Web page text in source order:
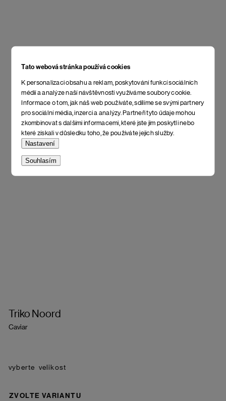
Tato webová stránka používá cookies
K personalizaci obsahu a reklam, poskytování funkcí sociálních
médií a analýze naší návštěvnosti využíváme soubory cookie.
Informace o tom, jak náš web používáte, sdílíme se svými partnery
pro sociální média, inzerci a analýzy. Partneři tyto údaje mohou
zkombinovat s dalšími informacemi, které jste jim poskytli nebo
které získali v důsledku toho, že používáte jejich služby.
Nastavení
Souhlasím
Triko Noord
Caviar
velikost
ZVOLTE VARIANTU